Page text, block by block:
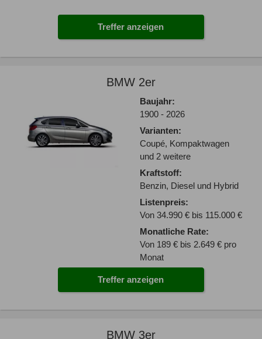
Treffer anzeigen
BMW 2er
Baujahr:
1900 - 2026
Varianten:
Coupé, Kompaktwagen
und 2 weitere
Kraftstoff:
Benzin, Diesel und Hybrid
Listenpreis:
Von 34.990 € bis 115.000 €
Monatliche Rate:
Von 189 € bis 2.649 € pro
Monat
Treffer anzeigen
BMW 3er